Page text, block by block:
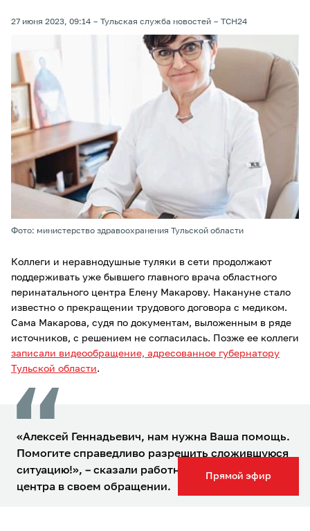
Прямой эфир
27 июня 2023, 09:14 Тульская служба новостей ТСН24
Фото: министерство здравоохранения Тульской области
Коллеги и неравнодушные туляки в сети продолжают
поддерживать уже бывшего главного врача областного
перинатального центра Елену Макарову. Накануне стало
известно о прекращении трудового договора с медиком.
Сама Макарова, судя по документам, выложенным в ряде
источников, с решением не согласилась. Позже ее коллеги
записали видеообращение, адресованное губернатору
Тульской области.
«Алексей Геннадьевич, нам нужна Ваша помощь.
Помогите справедливо разрешить сложившуюся
ситуацию!», – сказали работники перинатального
центра в своем обращении.